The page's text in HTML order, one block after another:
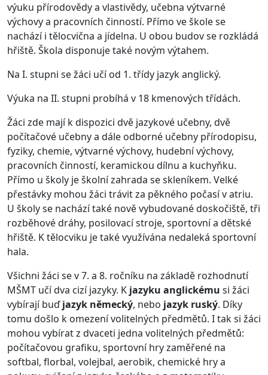
výuku přírodovědy a vlastivědy, učebna výtvarné
výchovy a pracovních činností. Přímo ve škole se
nachází i tělocvična a jídelna. U obou budov se rozkládá
hřiště. Škola disponuje také novým výtahem.
Na I. stupni se žáci učí od 1. třídy jazyk anglický.
Výuka na II. stupni probíhá v 18 kmenových třídách.
Žáci zde mají k dispozici dvě jazykové učebny, dvě
počítačové učebny a dále odborné učebny přírodopisu,
fyziky, chemie, výtvarné výchovy, hudební výchovy,
pracovních činností, keramickou dílnu a kuchyňku.
Přímo u školy je školní zahrada se skleníkem. Velké
přestávky mohou žáci trávit za pěkného počasí v atriu.
U školy se nachází také nově vybudované doskočiště, tři
rozběhové dráhy, posilovací stroje, sportovní a dětské
hřiště. K tělocviku je také využívána nedaleká sportovní
hala.
Všichni žáci se v 7. a 8. ročníku na základě rozhodnutí
MŠMT učí dva cizí jazyky. K jazyku anglickému si žáci
vybírají buďjazyk německý, nebo jazyk ruský. Díky
tomu došlo k omezení volitelných předmětů. I tak si žáci
mohou vybírat z dvaceti jedna volitelných předmětů:
počítačovou grafiku, sportovní hry zaměřené na
softbal, florbal, volejbal, aerobik, chemické hry a